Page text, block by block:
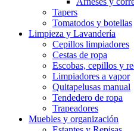
Tapers
Tomatodos y botellas
Limpieza y Lavandería
Cepillos limpiadores
Cestas de ropa
Escobas, cepillos y
Limpiadores a vapor
Quitapelusas manual
Tendedero de ropa
Trapeadores
Muebles y organización